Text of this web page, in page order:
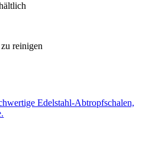
reinigen